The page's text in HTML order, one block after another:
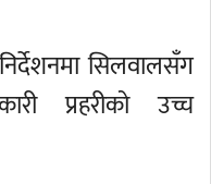
सिलवालसँग
प्रहरीको उच्च